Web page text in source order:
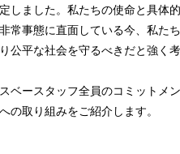
しました。私たちの使命と具体
常事態に直面している今、私た
公平な社会を守るべきだと強く考
ベースタッフ全員のコミットメ
の取り組みをご紹介します。